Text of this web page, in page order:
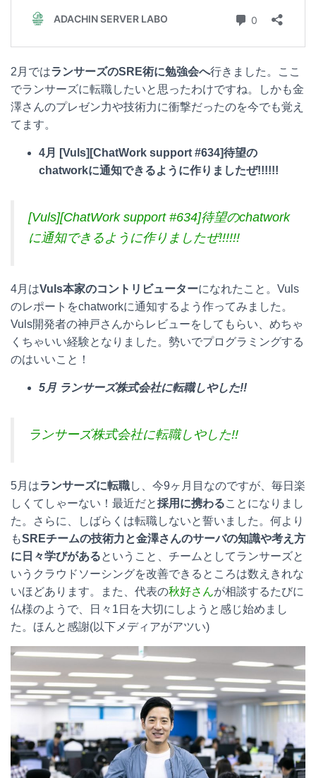
2月ではランサーズのSRE術に勉強会へ行きました。ここ
でランサーズに転職したいと思ったわけですね。しかも金
澤さんのプレゼン力や技術力に衝撃だったのを今でも覚え
てます。
4月 [Vuls][ChatWork support #634]待望の
chatworkに通知できるように作りましたぜ!!!!!!
[Vuls][ChatWork support #634]待望のchatwork
に通知できるように作りましたぜ!!!!!!
4月はVuls本家のコントリビューターになれたこと。Vuls
のレポートをchatworkに通知するよう作ってみました。
Vuls開発者の神戸さんからレビューをしてもらい、めちゃ
くちゃいい経験となりました。勢いでプログラミングする
のはいいこと！
5月 ランサーズ株式会社に転職しやした!!
ランサーズ株式会社に転職しやした!!
5月はランサーズに転職し、今9ヶ月目なのですが、毎日楽
しくてしゃーない！最近だと採用に携わることになりまし
た。さらに、しばらくは転職しないと誓いました。何より
もSREチームの技術力と金澤さんのサーバの知識や考え方
に日々学びがあるということ、チームとしてランサーズと
いうクラウドソーシングを改善できるところは数えきれな
いほどあります。また、代表の秋好さんが相談するたびに
仏様のようで、日々1日を大切にしようと感じ始めまし
た。ほんと感謝(以下メディアがアツい)